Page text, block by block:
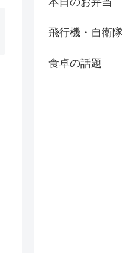
飛行機・自衛隊
食卓の話題